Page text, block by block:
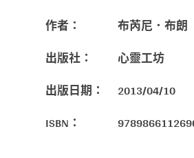
作者：
布芮尼．布朗
出版社：
心靈工坊
出版日期：
2013/04/10
ISBN：